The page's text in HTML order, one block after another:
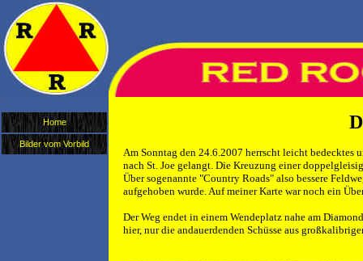
Home
Bilder vom Vorbild
Am Sonntag den 24.6.2007 herrscht leicht
nach St. Joe gelangt. Die Kreuzung einer
Über sogenannte "Country Roads" also bessere
aufgehoben wurde. Auf meiner Karte war noch ein
Der Weg endet in einem Wendeplatz nahe am
hier, nur die andauerdenden Schüsse aus